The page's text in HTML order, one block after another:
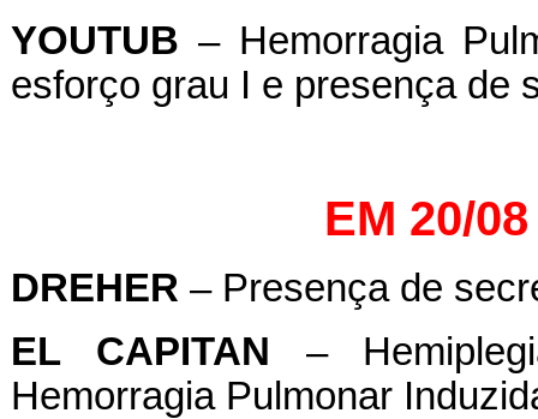
YOUTUB – Hemorragia
esforço grau I e presença de
EM 20/
DREHER – Presença de
EL
CAPITAN –
Hemorragia Pulmonar